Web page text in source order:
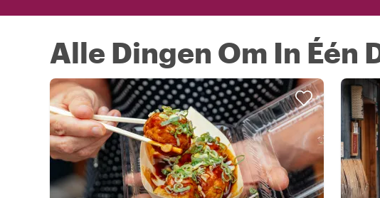
Alle Dingen Om In Één